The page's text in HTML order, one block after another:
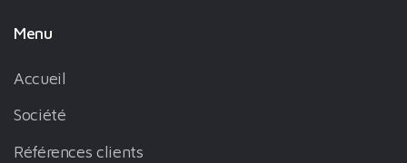
Menu
Accueil
Société
Références clients